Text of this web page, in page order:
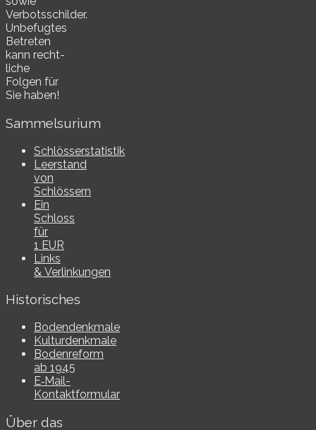
Verbotsschilder.
Unbefugtes
Betreten
kann recht­
li­che
Folgen für
Sie haben!
Sammelsurium
Schlösserstatistik
Leerstand
von
Schlössern
Ein
Schloss
für
1 EUR
Links
& Verlinkungen
Historisches
Bodendenkmale
Kulturdenkmale
Bodenreform
ab 1945
E‑Mail-​​
Kontaktformular
Über das